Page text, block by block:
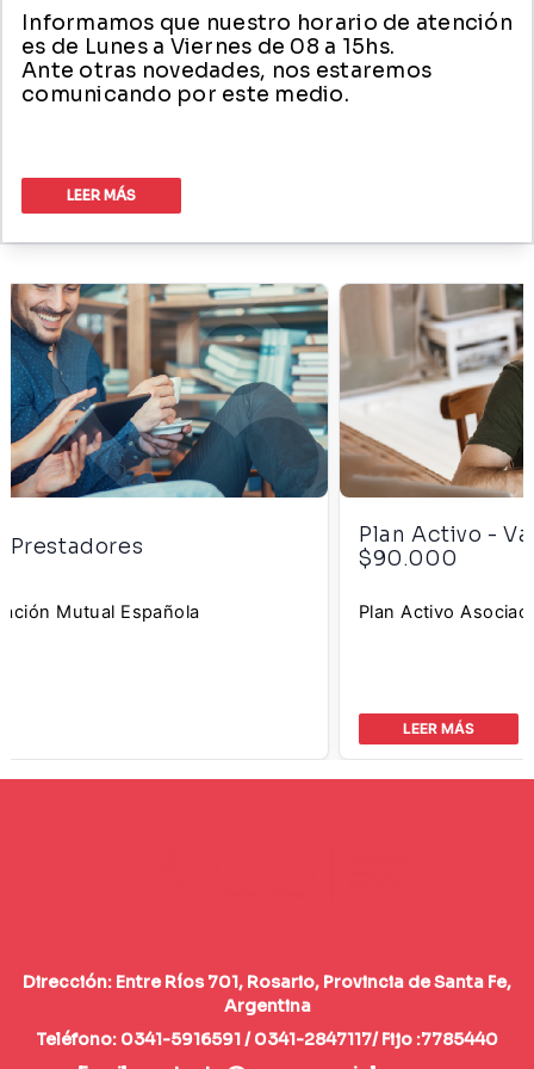
Informamos que nuestro horario de atención
es de Lunes a Viernes de 08 a 15hs.
Ante otras novedades, nos estaremos
comunicando por este medio.
LEER MÁS
Plan Activo - Valor de cuota mensual
$90.000
Plan Activo Asociación Mutual Española
Dirección: Entre Ríos 701, Rosario, Provincia de Santa Fe,
Argentina
Teléfono: 0341-5916591 / 0341-2847117/ Fijo :7785440